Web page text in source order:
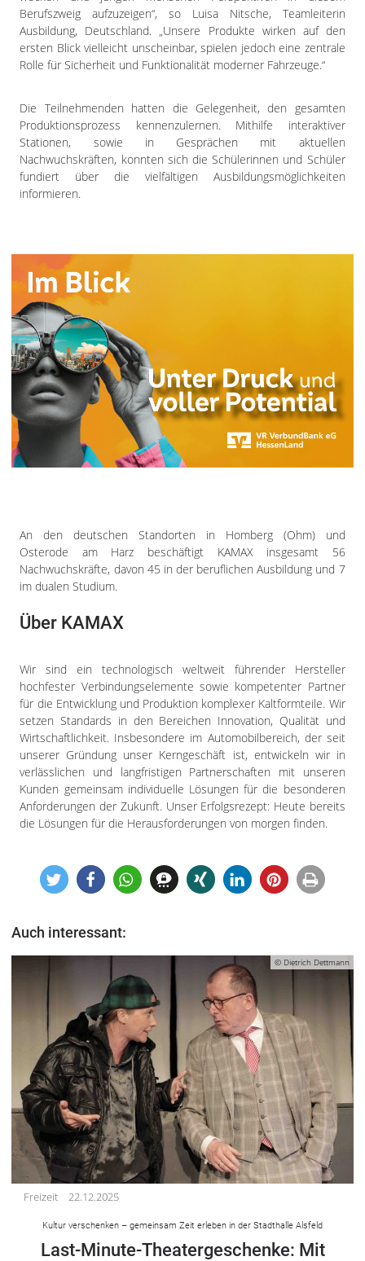
Berufszweig aufzuzeigen“, so Luisa Nitsche, Teamleiterin
Ausbildung, Deutschland. „Unsere Produkte wirken auf den
ersten Blick vielleicht unscheinbar, spielen jedoch eine zentrale
Rolle für Sicherheit und Funktionalität moderner Fahrzeuge.“
Die Teilnehmenden hatten die Gelegenheit, den gesamten
Produktionsprozess kennenzulernen. Mithilfe interaktiver
Stationen, sowie in Gesprächen mit aktuellen
Nachwuchskräften, konnten sich die Schülerinnen und Schüler
fundiert über die vielfältigen Ausbildungsmöglichkeiten
informieren.
An den deutschen Standorten in Homberg (Ohm) und
Osterode am Harz beschäftigt KAMAX insgesamt 56
Nachwuchskräfte, davon 45 in der beruflichen Ausbildung und 7
im dualen Studium.
Über KAMAX
Wir sind ein technologisch weltweit führender Hersteller
hochfester Verbindungselemente sowie kompetenter Partner
für die Entwicklung und Produktion komplexer Kaltformteile. Wir
setzen Standards in den Bereichen Innovation, Qualität und
Wirtschaftlichkeit. Insbesondere im Automobilbereich, der seit
unserer Gründung unser Kerngeschäft ist, entwickeln wir in
verlässlichen und langfristigen Partnerschaften mit unseren
Kunden gemeinsam individuelle Lösungen für die besonderen
Anforderungen der Zukunft. Unser Erfolgsrezept: Heute bereits
die Lösungen für die Herausforderungen von morgen finden.
Auch interessant:
© Dietrich Dettmann
Freizeit 22.12.2025
Kultur verschenken – gemeinsam Zeit erleben in der Stadthalle Alsfeld
Last-Minute-Theatergeschenke: Mit